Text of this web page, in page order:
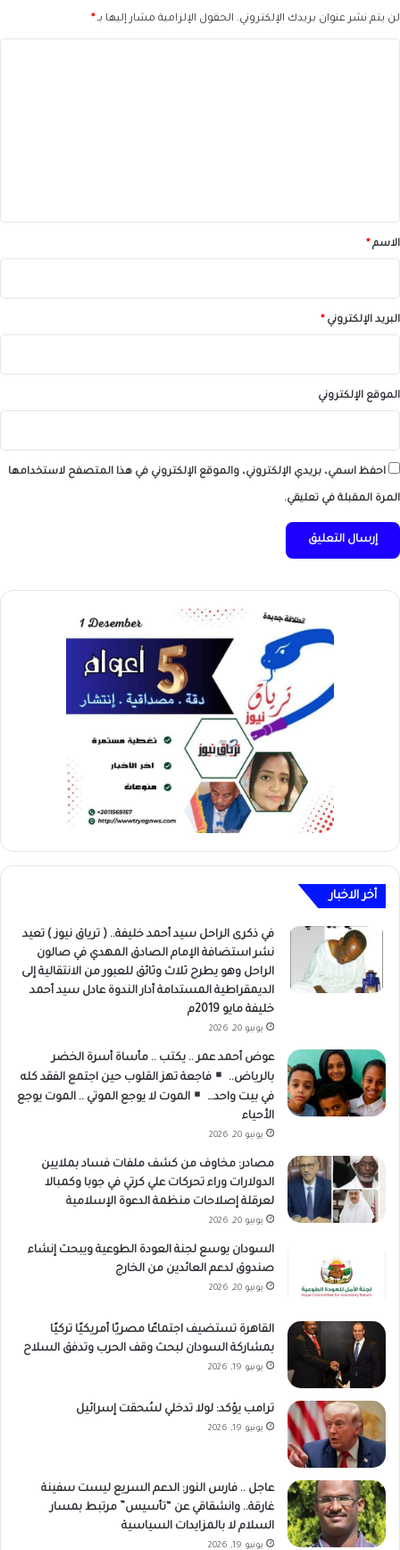
لن يتم نشر عنوان بريدك الإلكتروني. الحقول الإلزامية مشار إليها بـ*
*الاسم*
البريد الإلكتروني*
الموقع الإلكتروني
احفظ اسمي، بريدي الإلكتروني، والموقع الإلكتروني في هذا المتصفح لاستخدامها
المرة المقبلة في تعليقي.
أخر الاخبار
في ذكرى الراحل سيد أحمد خليفة.. ( ترياق نيوز ) تعيد
نشر استضافة الإمام الصادق المهدي في صالون
الراحل وهو يطرح ثلاث وثائق للعبور من الانتقالية إلى
الديمقراطية المستدامة أدار الندوة عادل سيد أحمد
خليفة مايو 2019م
يونيو 20, 2026
عوض أحمد عمر .. يكتب .. مأساة أسرة الخضر
بالرياض..
فاجعة تهز القلوب حين اجتمع الفقد كله
في بيت واحد…
الموت لا يوجع الموتي .. الموت يوجع
الأحياء
يونيو 20, 2026
مصادر: مخاوف من كشف ملفات فساد بملايين
الدولارات وراء تحركات علي كرتي في جوبا وكمبالا
لعرقلة إصلاحات منظمة الدعوة الإسلامية
يونيو 20, 2026
السودان يوسع لجنة العودة الطوعية ويبحث إنشاء
صندوق لدعم العائدين من الخارج
يونيو 20, 2026
القاهرة تستضيف اجتماعًا مصريًا أمريكيًا تركيًا
بمشاركة السودان لبحث وقف الحرب وتدفق السلاح
يونيو 19, 2026
ترامب يؤكد: لولا تدخلي لسُحقت إسرائيل
يونيو 19, 2026
عاجل .. فارس النور: الدعم السريع ليست سفينة
غارقة.. وانشقاقي عن “تأسيس” مرتبط بمسار
السلام لا بالمزايدات السياسية
يونيو 19, 2026